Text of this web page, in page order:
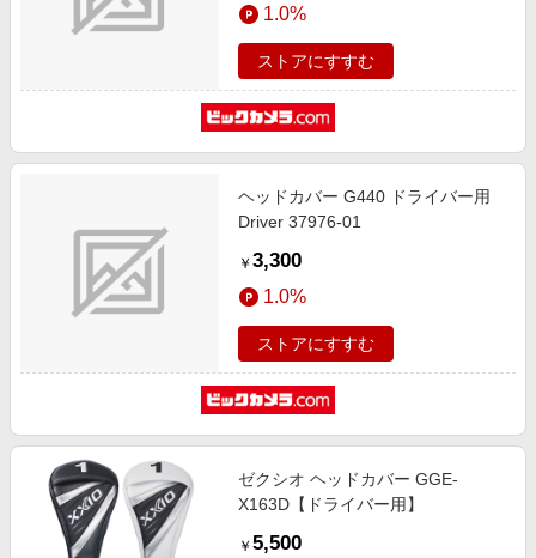
応) MMHD002
1.0%
ストアにすすむ
ヘッドカバー G440 ドライバー用
Driver 37976-01
￥ 3,300
1.0%
ストアにすすむ
ゼクシオ ヘッドカバー GGE-
X163D【ドライバー用】
￥ 5,500